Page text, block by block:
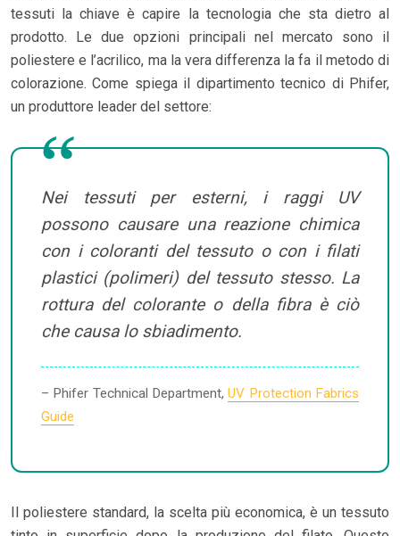
tessuti la chiave è capire la tecnologia che sta dietro al
prodotto. Le due opzioni principali nel mercato sono il
poliestere e l’acrilico, ma la vera differenza la fa il metodo di
colorazione. Come spiega il dipartimento tecnico di Phifer,
un produttore leader del settore:
Nei tessuti per esterni, i raggi UV
possono causare una reazione chimica
con i coloranti del tessuto o con i filati
plastici (polimeri) del tessuto stesso. La
rottura del colorante o della fibra è ciò
che causa lo sbiadimento.
– Phifer Technical Department,UV Protection Fabrics
Guide
Il poliestere standard, la scelta più economica, è un tessuto